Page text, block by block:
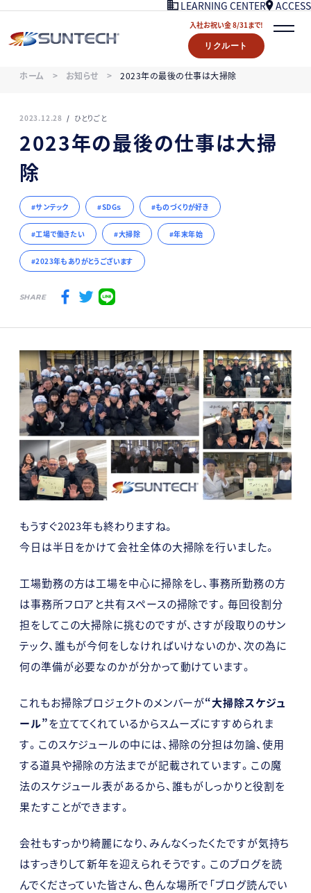
LEARNING CENTER ACCESS
入社お祝い金 8/31まで!
リクルート
LEARNING CENTER
ACCESS
リクルート
CONTACT
ホーム お知らせ 2023年の最後の仕事は大掃除
2023.12.28 ひとりごと
2023年の最後の仕事は大掃
除
サンテック SDGｓ ものづくりが好き
工場で働きたい 大掃除 年末年始
2023年もありがとうございます
SHARE
もうすぐ2023年も終わりますね。
今日は半日をかけて会社全体の大掃除を行いました。
工場勤務の方は工場を中心に掃除をし、事務所勤務の方
は事務所フロアと共有スペースの掃除です。毎回役割分
担をしてこの大掃除に挑むのですが、さすが段取りのサン
テック、誰もが今何をしなければいけないのか、次の為に
何の準備が必要なのかが分かって動けています。
これもお掃除プロジェクトのメンバーが“大掃除スケジュ
ール”を立ててくれているからスムーズにすすめられま
す。このスケジュールの中には、掃除の分担は勿論、使用
する道具や掃除の方法までが記載されています。この魔
法のスケジュール表があるから、誰もがしっかりと役割を
果たすことができます。
会社もすっかり綺麗になり、みんなくったくたですが気持ち
はすっきりして新年を迎えられそうです。このブログを読
んでくださっていた皆さん、色んな場所で「ブログ読んでい